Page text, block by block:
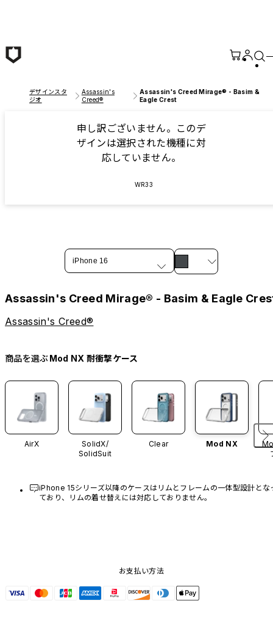
デザインスタ
ジオ
Assassin's
Creed®
Assassin's Creed Mirage® - Basim &
Eagle Crest
申し訳ございません。このデ
ザインは選択された機種に対
応していません。
WR33
iPhone 16
Assassin's Creed Mirage® - Basim & Eagle
Assassin's Creed®
商品を選ぶMod NX 耐衝撃ケース
AirX
SolidX/
SolidSuit
Clear Mod NX
iPhone 15シリーズ以降のケースはリムとフレームの一体型設計とな
ており、リムの着せ替えには対応しておりません。
お支払い方法